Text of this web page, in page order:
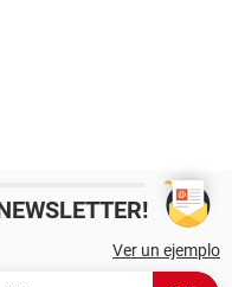
Ver un ejemplo